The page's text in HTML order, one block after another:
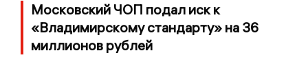
Московский ЧОП подал иск к
«Владимирскому стандарту» на 36
миллионов рублей